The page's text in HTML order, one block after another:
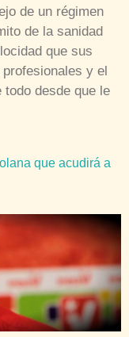
de un régimen
de la sanidad
que sus
y el
todo desde que le
que acudirá a